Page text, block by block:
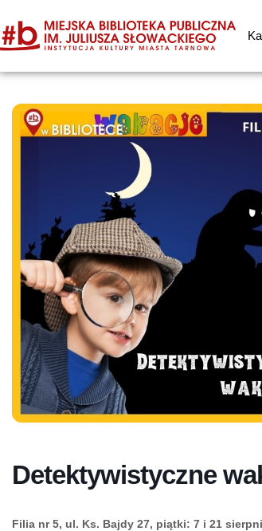
Detektywistyczne
Filia nr 5, ul. Ks. Bajdy 27, piątki: 7 i 21